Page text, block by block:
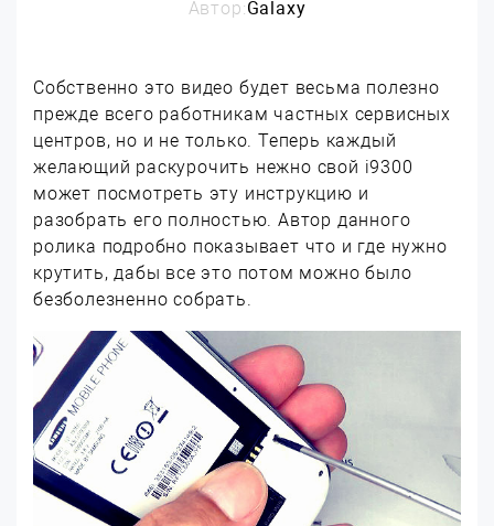
Автор:Galaxy
Собственно это видео будет весьма полезно
прежде всего работникам частных сервисных
центров, но и не только. Теперь каждый
желающий раскурочить нежно свой i9300
может посмотреть эту инструкцию и
разобрать его полностью. Автор данного
ролика подробно показывает что и где нужно
крутить, дабы все это потом можно было
безболезненно собрать.